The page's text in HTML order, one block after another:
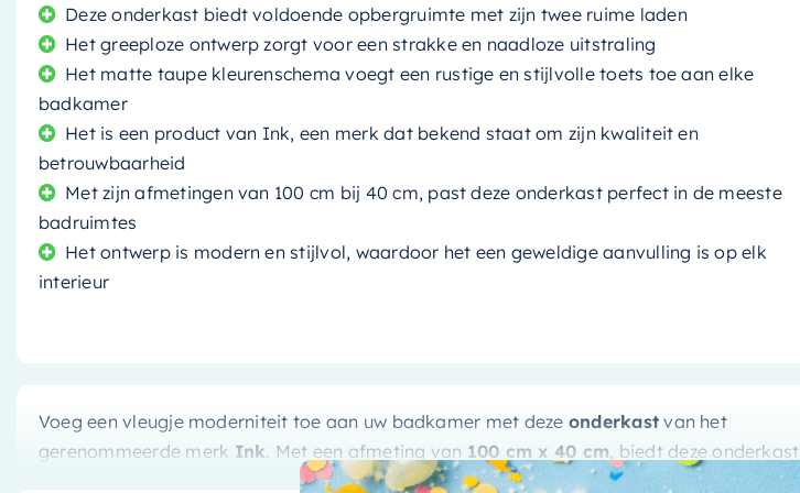
Deze onderkast biedt voldoende opbergruimte met zijn twee ruime laden
Het greeploze ontwerp zorgt voor een strakke en naadloze uitstraling
Het matte taupe kleurenschema voegt een rustige en stijlvolle toets toe aan elke
badkamer
Het is een product van Ink, een merk dat bekend staat om zijn kwaliteit en
betrouwbaarheid
Met zijn afmetingen van 100 cm bij 40 cm, past deze onderkast perfect in de meeste
badruimtes
Het ontwerp is modern en stijlvol, waardoor het een geweldige aanvulling is op elk
interieur
Voeg een vleugje moderniteit toe aan uw badkamer met deze onderkast van het
gerenommeerde merk Ink. Met een afmeting van 100 cm x 40 cm, biedt deze onderkast
voldoende opbergruimte zonder veel ruimte in beslag te nemen, waardoor het een ideale